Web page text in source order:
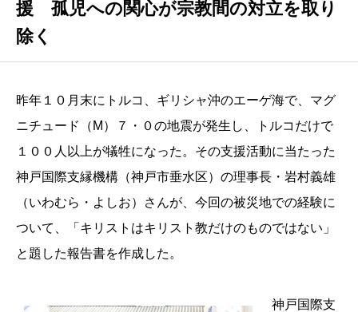
援 孤児への関心が宗教間の対立を取り
除く
昨年１０月末にトルコ、ギリシャ沖のエーゲ海で、マグ
ニチュード（M）７・０の地震が発生し、トルコだけで
１００人以上が犠牲になった。その支援活動に当たった
神戸国際支縁機構（神戸市垂水区）の理事長・岩村義雄
（いわむら・よしお）さんが、今回の被災地での経験に
ついて、「キリストはキリスト教だけのものではない」
と題した報告書を作成した。
神戸国際支